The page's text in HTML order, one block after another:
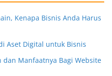
Kenapa Bisnis Anda Harus
Aset Digital untuk Bisnis
dan Manfaatnya Bagi Website